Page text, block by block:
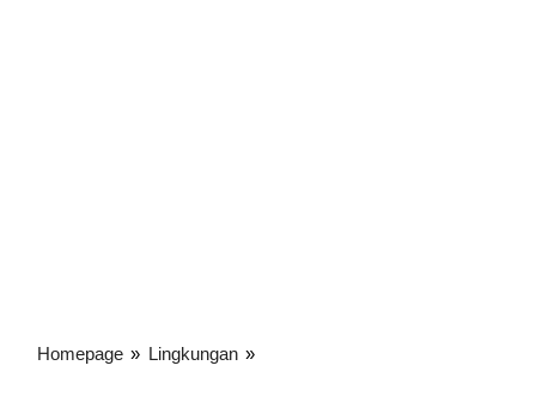
Homepage » Lingkungan »